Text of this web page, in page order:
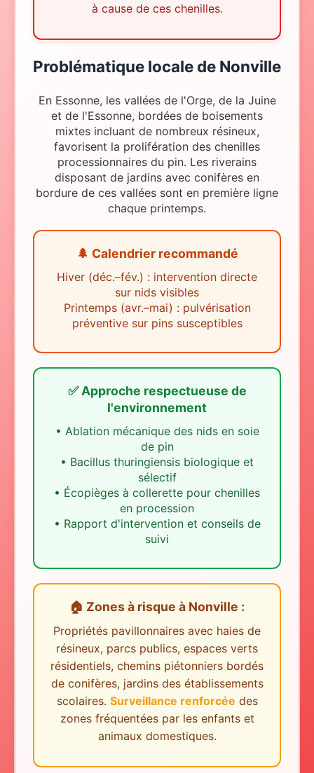
à cause de ces chenilles.
Problématique locale de Nonville
En Essonne, les vallées de l'Orge, de la Juine
et de l'Essonne, bordées de boisements
mixtes incluant de nombreux résineux,
favorisent la prolifération des chenilles
processionnaires du pin. Les riverains
disposant de jardins avec conifères en
bordure de ces vallées sont en première ligne
chaque printemps.
🌲 Calendrier recommandé
Hiver (déc.–fév.) : intervention directe
sur nids visibles
Printemps (avr.–mai) : pulvérisation
préventive sur pins susceptibles
✅ Approche respectueuse de
l'environnement
• Ablation mécanique des nids en soie
de pin
• Bacillus thuringiensis biologique et
sélectif
• Écopièges à collerette pour chenilles
en procession
• Rapport d'intervention et conseils de
suivi
🏠 Zones à risque à Nonville :
Propriétés pavillonnaires avec haies de
résineux, parcs publics, espaces verts
résidentiels, chemins piétonniers bordés
de conifères, jardins des établissements
scolaires. Surveillance renforcée des
zones fréquentées par les enfants et
animaux domestiques.